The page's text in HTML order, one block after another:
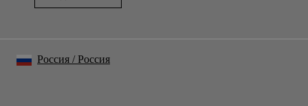
Россия /Россия